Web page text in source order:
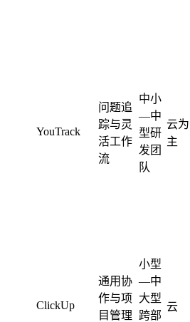
YouTrack
问题追
踪与灵
活工作
流
中小
—中
型研
发团
队
云为
主
ClickUp
通用协
作与项
目管理
小型
—中
大型
跨部
云